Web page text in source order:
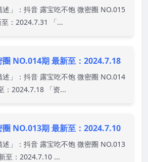
述」：抖音 露宝吃不饱 微密圈 NO.015
：2024.7.31 「...
圈 NO.014期 最新至：2024.7.18
述」：抖音 露宝吃不饱 微密圈 NO.014
：2024.7.18 「资...
圈 NO.013期 最新至：2024.7.10
」：抖音 露宝吃不饱 微密圈 NO.013
至：2024.7.10 ...